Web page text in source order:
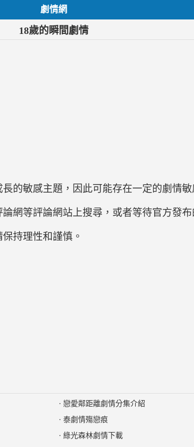
劇情網
18歲的瞬間劇情
的敏感主題，因此可能存在一定的劇情敏
網等評論網站上搜尋，或者等待官方發布
持理性和謹慎。
· 戀愛鄰距離劇情分集介紹
· 泰劇情殤戀痕
· 綠光森林劇情下載